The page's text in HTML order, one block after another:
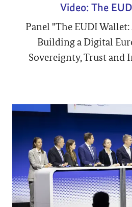
Video: The
Panel "The EUDI
Building a Digital
Sovereignty, Trust